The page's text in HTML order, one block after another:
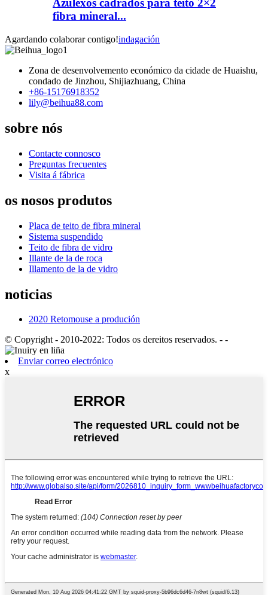
Azulexos cadrados para teito 2×2
fibra mineral...
Agardando colaborar contigo!indagación
Zona de desenvolvemento económico da cidade de Huaishu,
condado de Jinzhou, Shijiazhuang, China
+86-15176918352
lily@beihua88.com
sobre nós
Contacte connosco
Preguntas frecuentes
Visita á fábrica
os nosos produtos
Placa de teito de fibra mineral
Sistema suspendido
Teito de fibra de vidro
Illante de la de roca
Illamento de la de vidro
noticias
2020 Retomouse a produción
© Copyright - 2010-2022: Todos os dereitos reservados. - -
Enviar correo electrónico
x